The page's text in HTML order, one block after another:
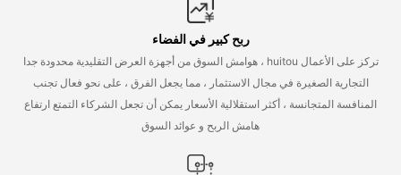
ربح كبير في الفضاء
هوامش السوق من أجهزة العرض التقليدية محدودة جدا ، huitou تركز على الأعمال
التجارية الصغيرة في مجال الاستثمار ، مما يجعل الفرق ، على نحو فعال تجنب
المنافسة المتجانسة ، أكثر استقلالية الأسعار يمكن أن تجعل الشركاء التمتع ارتفاع
هامش الربح و عوائد السوق